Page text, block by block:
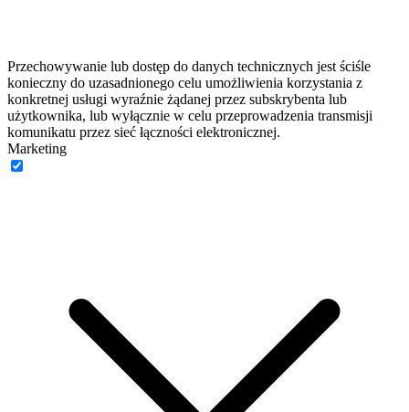
Przechowywanie lub dostęp do danych technicznych jest ściśle
konieczny do uzasadnionego celu umożliwienia korzystania z
konkretnej usługi wyraźnie żądanej przez subskrybenta lub
użytkownika, lub wyłącznie w celu przeprowadzenia transmisji
komunikatu przez sieć łączności elektronicznej.
Marketing